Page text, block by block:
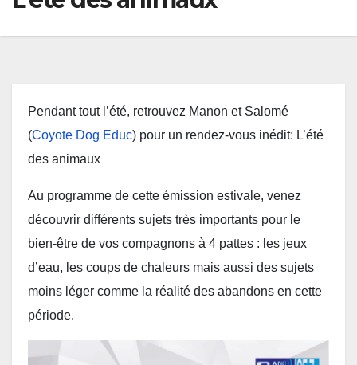
Pendant tout l’été, retrouvez Manon et Salomé
(Coyote Dog Educ) pour un rendez-vous inédit: L’été
des animaux
Au programme de cette émission estivale, venez
découvrir différents sujets très importants pour le
bien-être de vos compagnons à 4 pattes : les jeux
d’eau, les coups de chaleurs mais aussi des sujets
moins léger comme la réalité des abandons en cette
période.